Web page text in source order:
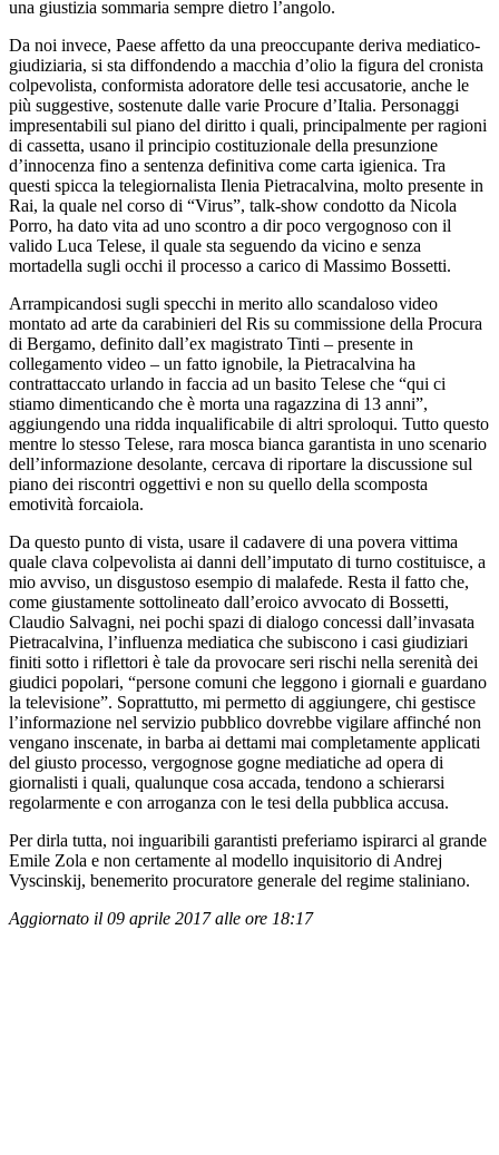
una giustizia sommaria sempre dietro l’angolo.
Da noi invece, Paese affetto da una preoccupante deriva mediatico-
giudiziaria, si sta diffondendo a macchia d’olio la figura del cronista
colpevolista, conformista adoratore delle tesi accusatorie, anche le
più suggestive, sostenute dalle varie Procure d’Italia. Personaggi
impresentabili sul piano del diritto i quali, principalmente per ragioni
di cassetta, usano il principio costituzionale della presunzione
d’innocenza fino a sentenza definitiva come carta igienica. Tra
questi spicca la telegiornalista Ilenia Pietracalvina, molto presente in
Rai, la quale nel corso di “Virus”, talk-show condotto da Nicola
Porro, ha dato vita ad uno scontro a dir poco vergognoso con il
valido Luca Telese, il quale sta seguendo da vicino e senza
mortadella sugli occhi il processo a carico di Massimo Bossetti.
Arrampicandosi sugli specchi in merito allo scandaloso video
montato ad arte da carabinieri del Ris su commissione della Procura
di Bergamo, definito dall’ex magistrato Tinti – presente in
collegamento video – un fatto ignobile, la Pietracalvina ha
contrattaccato urlando in faccia ad un basito Telese che “qui ci
stiamo dimenticando che è morta una ragazzina di 13 anni”,
aggiungendo una ridda inqualificabile di altri sproloqui. Tutto questo
mentre lo stesso Telese, rara mosca bianca garantista in uno scenario
dell’informazione desolante, cercava di riportare la discussione sul
piano dei riscontri oggettivi e non su quello della scomposta
emotività forcaiola.
Da questo punto di vista, usare il cadavere di una povera vittima
quale clava colpevolista ai danni dell’imputato di turno costituisce, a
mio avviso, un disgustoso esempio di malafede. Resta il fatto che,
come giustamente sottolineato dall’eroico avvocato di Bossetti,
Claudio Salvagni, nei pochi spazi di dialogo concessi dall’invasata
Pietracalvina, l’influenza mediatica che subiscono i casi giudiziari
finiti sotto i riflettori è tale da provocare seri rischi nella serenità dei
giudici popolari, “persone comuni che leggono i giornali e guardano
la televisione”. Soprattutto, mi permetto di aggiungere, chi gestisce
l’informazione nel servizio pubblico dovrebbe vigilare affinché non
vengano inscenate, in barba ai dettami mai completamente applicati
del giusto processo, vergognose gogne mediatiche ad opera di
giornalisti i quali, qualunque cosa accada, tendono a schierarsi
regolarmente e con arroganza con le tesi della pubblica accusa.
Per dirla tutta, noi inguaribili garantisti preferiamo ispirarci al grande
Emile Zola e non certamente al modello inquisitorio di Andrej
Vyscinskij, benemerito procuratore generale del regime staliniano.
Aggiornato il 09 aprile 2017 alle ore 18:17